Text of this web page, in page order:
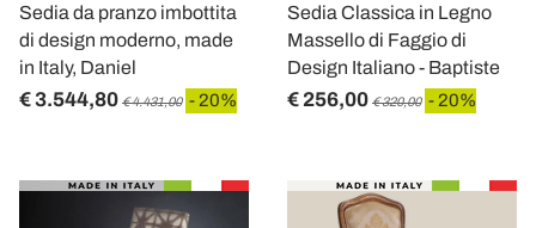
Sedia da pranzo imbottita
di design moderno, made
in Italy, Daniel
€ 3.544,80 € 4.431,00 - 20%
Sedia Classica in Legno
Massello di Faggio di
Design Italiano - Baptiste
€ 256,00 € 320,00 - 20%